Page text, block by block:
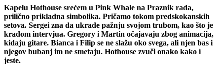
Kapelu Hothouse srećem u Pink Whale na Praznik rada,
prilično prikladna simbolika. Pričamo tokom predskokanskih
setova. Sergei zna da ukrade pažnju svojom trubom, kao što je
kradom intervjua. Gregory i Martin očajavaju zbog animacija,
kidaju gitare. Bianca i Filip se ne slažu oko svega, ali njen bas i
njegov bubanj im ne smetaju. Hothouse zvuči onako kako i
jeste.